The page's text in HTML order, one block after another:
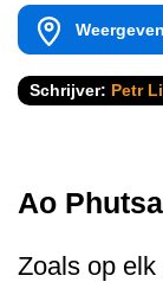
Schrijver: Petr
Ao
Zoals op